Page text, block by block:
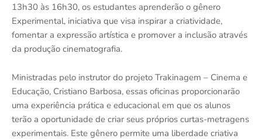
13h30 às 16h30, os estudantes aprenderão o gênero
Experimental, iniciativa que visa inspirar a criatividade,
fomentar a expressão artística e promover a inclusão através
da produção cinematografia.
Ministradas pelo instrutor do projeto Trakinagem – Cinema e
Educação, Cristiano Barbosa, essas oficinas proporcionarão
uma experiência prática e educacional em que os alunos
terão a oportunidade de criar seus próprios curtas-metragens
experimentais. Este gênero permite uma liberdade criativa